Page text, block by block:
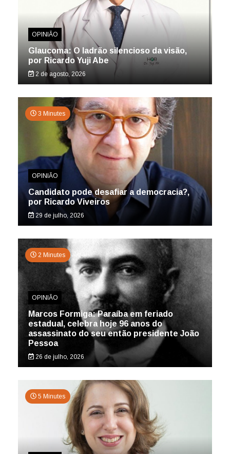
OPINIÃO
Glaucoma: O ladrão silencioso da visão,
por Ricardo Yuji Abe
2 de agosto, 2026
3 Minutes
OPINIÃO
Candidato pode desafiar a democracia?,
por Ricardo Viveiros
29 de julho, 2026
2 Minutes
OPINIÃO
Marcos Formiga: Paraíba em feriado
estadual, celebra hoje 96 anos do
assassinato do seu então presidente João
Pessoa
26 de julho, 2026
5 Minutes